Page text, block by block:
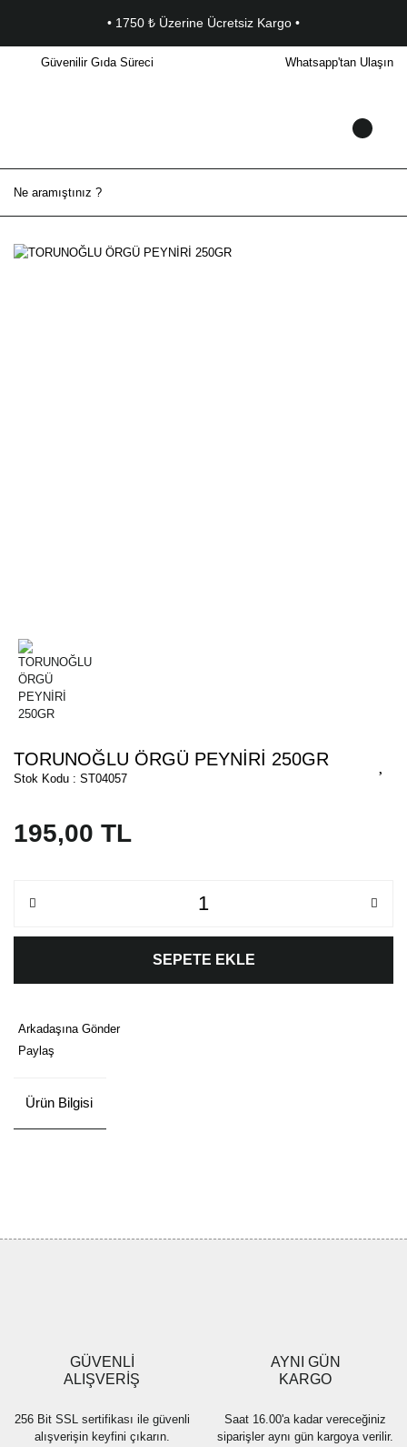
• 1750 ₺ Üzerine Ücretsiz Kargo •
Güvenilir Gıda Süreci Whatsapp'tan Ulaşın
TORUNOĞLU ÖRGÜ PEYNİRİ 250GR
Stok Kodu : ST04057
195,00 TL
SEPETE EKLE
Arkadaşına Gönder
Paylaş
Ürün Bilgisi
GÜVENLİ
ALIŞVERİŞ
256 Bit SSL sertifikası ile güvenli
alışverişin keyfini çıkarın.
AYNI GÜN
KARGO
Saat 16.00'a kadar vereceğiniz
siparişler aynı gün kargoya verilir.